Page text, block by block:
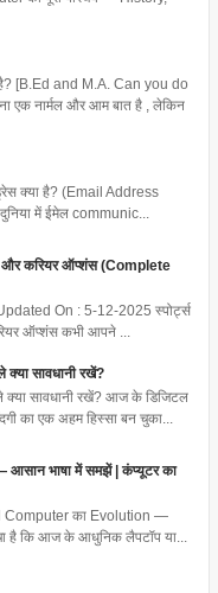
[B.Ed and M.A. Can you do
एक नार्मल और आम बात है , लेकिन
क्या है? (Email Address
में ईमेल communic...
और करियर ऑप्शंस (Complete
On : 5-12-2025 स्पोर्ट्स
ऑप्शंस कभी आपने ...
सावधानी रखें?
सावधानी रखें? आज के डिजिटल
का एक अहम हिस्सा बन चुका...
भाषा में समझें | कंप्यूटर का
Computer का Evolution —
है कि आज के आधुनिक लैपटॉप या...